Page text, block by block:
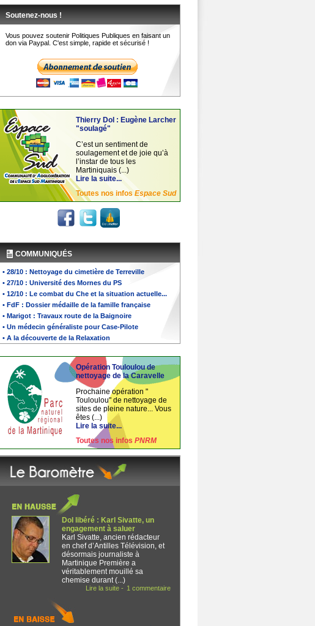
Soutenez-nous !
Vous pouvez soutenir Politiques Publiques en faisant un
don via Paypal. C'est simple, rapide et sécurisé !
Thierry Dol : Eugène Larcher
"soulagé"
C’est un sentiment de
soulagement et de joie qu’à
l’instar de tous les
Martiniquais (...)
Lire la suite...
Toutes nos infos Espace Sud
COMMUNIQUÉS
• 28/10 : Nettoyage du cimetière de Terreville
• 27/10 : Université des Mornes du PS
• 12/10 : Le combat du Che et la situation actuelle...
• FdF : Dossier médaille de la famille française
• Marigot : Travaux route de la Baignoire
• Un médecin généraliste pour Case-Pilote
• A la découverte de la Relaxation
Opération Touloulou de
nettoyage de la Caravelle
Prochaine opération "
Touloulou" de nettoyage de
sites de pleine nature... Vous
êtes (...)
Lire la suite...
Toutes nos infos PNRM
Dol libéré : Karl Sivatte, un
engagement à saluer
Karl Sivatte, ancien rédacteur
en chef d’Antilles Télévision, et
désormais journaliste à
Martinique Première a
véritablement mouillé sa
chemise durant (...)
1 commentaire
Lire la suite -